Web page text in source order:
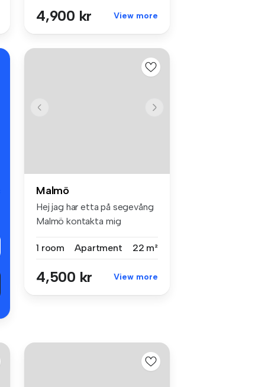
4,900 kr View more
Malmö
Hej jag har etta på segevång
Malmö kontakta mig
1 room
Apartment 22 m²
4,500 kr View more